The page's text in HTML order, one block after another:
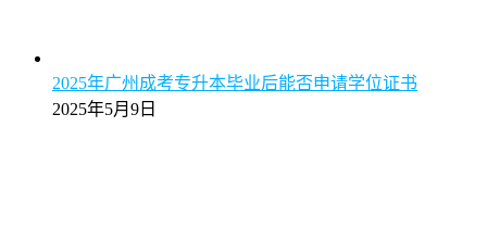
2025年广州成考专升本毕业后能否申请学位证书
2025年5月9日